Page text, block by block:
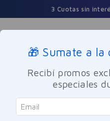
3 Cuotas sin
Buscar
Dermocosmetica Facial
🎁 Sumate a la
Recibí promos
especiales